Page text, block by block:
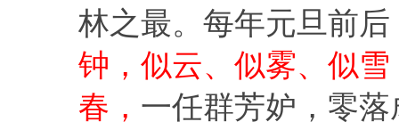
林之最。每年元旦前后
钟，似云、似雾、似
春， 一任群芳妒，零